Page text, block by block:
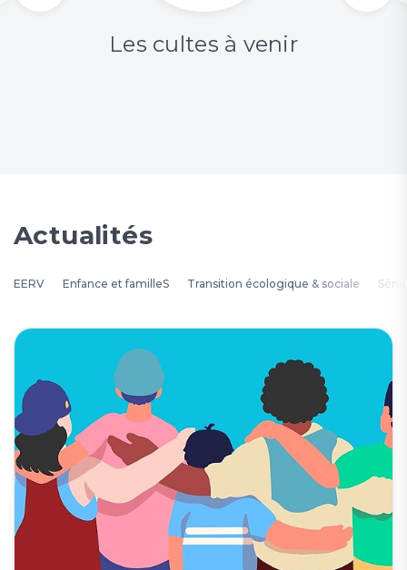
Les cultes à venir
Actualités
EERV Enfance et familleS Transition écologique & sociale